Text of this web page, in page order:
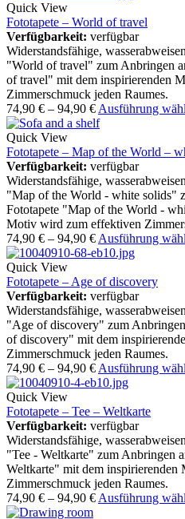
Quick View
Fototapete – World of travel
Verfügbarkeit: verfügbar
Widerstandsfähige,
"World of travel" zum Anbringen
of travel" mit dem inspirierenden
Zimmerschmuck jeden Raumes.
74,90 € – 94,90 € Ausführung
Quick View
Fototapete – Map of the World –
Verfügbarkeit: verfügbar
Widerstandsfähige,
"Map of the World - white solids"
Fototapete "Map of the World -
Motiv wird zum effektiven
74,90 € – 94,90 € Ausführung
Quick View
Fototapete – Age of discovery
Verfügbarkeit: verfügbar
Widerstandsfähige,
"Age of discovery" zum
of discovery" mit dem
Zimmerschmuck jeden Raumes.
74,90 € – 94,90 € Ausführung
Quick View
Fototapete – Tee – Weltkarte
Verfügbarkeit: verfügbar
Widerstandsfähige,
"Tee - Weltkarte" zum Anbringen
Weltkarte" mit dem
Zimmerschmuck jeden Raumes.
74,90 € – 94,90 € Ausführung